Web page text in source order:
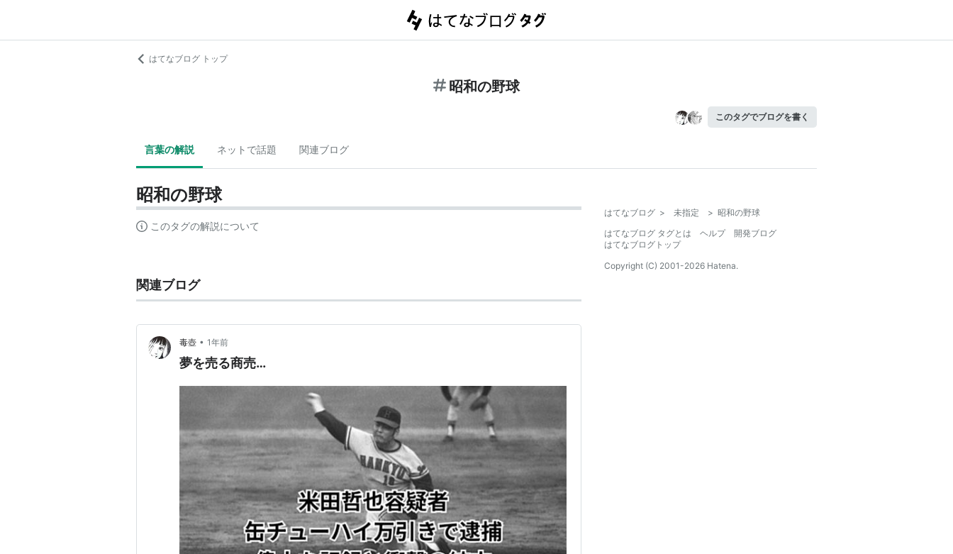
はてなブログ トップ
昭和の野球
このタグでブログを書く
言葉の解説 ネットで話題 関連ブログ
昭和の野球
このタグの解説について
関連ブログ
毒壺 • 1年前
夢を売る商売…
はてなブログ > 未指定 > 昭和の野球
はてなブログ タグとは
ヘルプ
開発ブログ
はてなブログトップ
Copyright (C) 2001-2026 Hatena.